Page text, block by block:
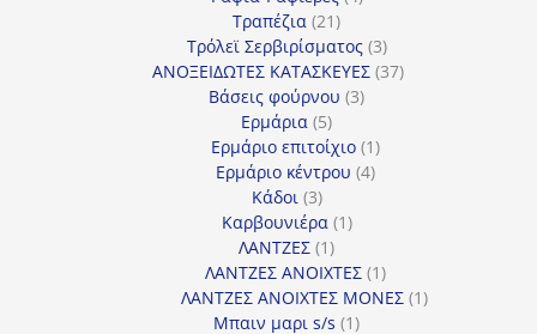
Τραπέζια 2121
προϊόντα
Τρόλεϊ Σερβιρίσματος 33
προϊόντα
ΑΝΟΞΕΙΔΩΤΕΣ ΚΑΤΑΣΚΕΥΕΣ 3737
Βάσεις φούρνου 33
Ερμάρια 55
προϊόντα
Ερμάριο επιτοίχιο 11
προϊόν
Ερμάριο κέντρου 44
Κάδοι 33
προϊόντα
Καρβουνιέρα 11
ΛΑΝΤΖΕΣ 11
προϊόν
ΛΑΝΤΖΕΣ ΑΝΟΙΧΤΕΣ 11
προϊόν
ΛΑΝΤΖΕΣ ΑΝΟΙΧΤΕΣ ΜΟΝΕΣ 11
Μπαιν μαρι s/s 11